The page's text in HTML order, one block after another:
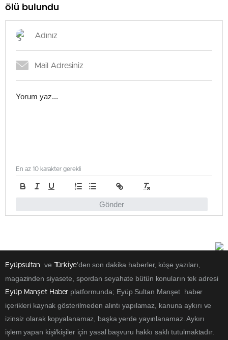
ölü bulundu
Gönder
En az 10 karakter gerekli
Eyüpsultan ve Türkiye'den son dakika haberler, köşe yazıları,
magazinden siyasete, spordan seyahate bütün konuların tek adresi
Eyüp Manşet Haber platformunda; Eyüp Sultan Manşet haber
içerikleri kaynak gösterilmeden alıntı yapılamaz, kanuna aykırı ve
izinsiz olarak kopyalanamaz, başka yerde yayınlanamaz. Aykırı
işlem yapan kişi/kişiler için yasal başvuru hakkı saklı tutulmaktadır.